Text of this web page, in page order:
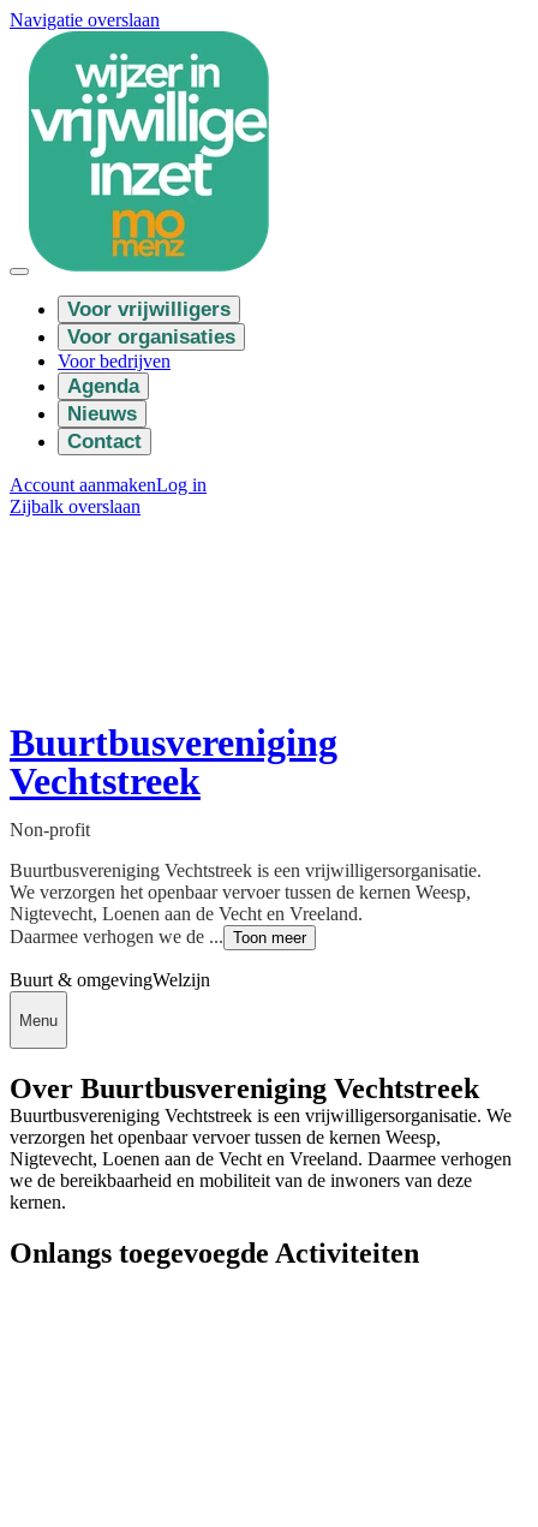
Navigatie overslaan
Voor vrijwilligers
Voor organisaties
Voor bedrijven
Agenda
Nieuws
Contact
Account aanmakenLog in
Zijbalk overslaan
Buurtbusvereniging
Vechtstreek
Non-profit
Buurtbusvereniging Vechtstreek is een vrijwilligersorganisatie.
We verzorgen het openbaar vervoer tussen de kernen Weesp,
Nigtevecht, Loenen aan de Vecht en Vreeland.
Daarmee verhogen we de ... Toon meer
Buurt & omgevingWelzijn
Menu
Over Buurtbusvereniging Vechtstreek
Buurtbusvereniging Vechtstreek is een vrijwilligersorganisatie. We
verzorgen het openbaar vervoer tussen de kernen Weesp,
Nigtevecht, Loenen aan de Vecht en Vreeland. Daarmee verhogen
we de bereikbaarheid en mobiliteit van de inwoners van deze
kernen.
Onlangs toegevoegde Activiteiten